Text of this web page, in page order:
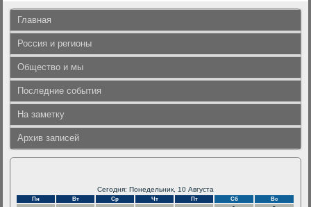
Главная
Россия и регионы
Общество и мы
Последние события
На заметку
Архив записей
Сегодня: Понедельник, 10 Августа
Пн Вт Ср Чт Пт Сб Вс